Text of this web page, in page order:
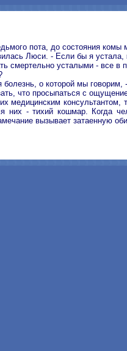
пота, до состояния
Люси. - Если бы я устала,
смертельно усталыми - все в
болезнь, о которой мы
что просыпаться с
медицинским консультантом,
них - тихий кошмар. Когда
вызывает затаенную